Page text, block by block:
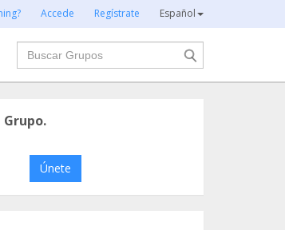
Accede Regístrate Español
Buscar
Únete